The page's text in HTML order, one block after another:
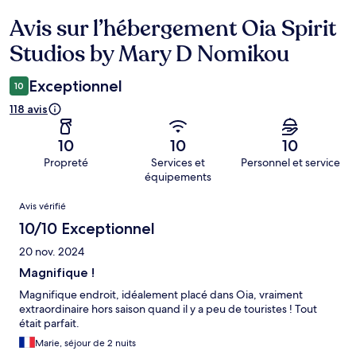
Avis
Avis sur l’hébergement Oia Spirit
Studios by Mary D Nomikou
10 Exceptionnel
118 avis
10
Propreté
10
Services et
équipements
10
Personnel et service
Avis
Avis vérifié
10/10 Exceptionnel
20 nov. 2024
Magnifique !
Magnifique endroit, idéalement placé dans Oia, vraiment
extraordinaire hors saison quand il y a peu de touristes ! Tout
était parfait.
Marie, séjour de 2 nuits